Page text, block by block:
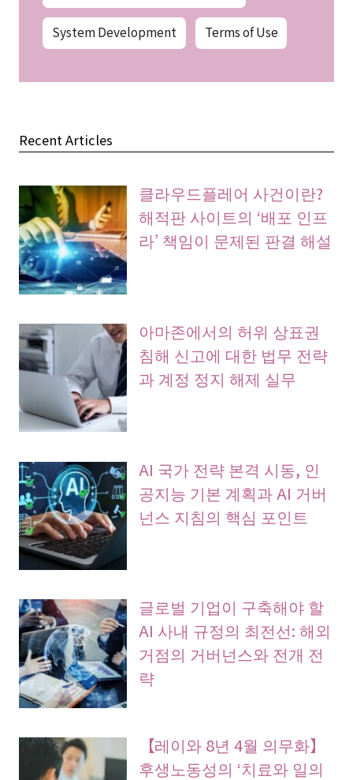
System Development Terms of Use
Recent Articles
클라우드플레어 사건이란?
해적판 사이트의 ‘배포 인프
라’ 책임이 문제된 판결 해설
아마존에서의 허위 상표권
침해 신고에 대한 법무 전략
과 계정 정지 해제 실무
AI 국가 전략 본격 시동, 인
공지능 기본 계획과 AI 거버
넌스 지침의 핵심 포인트
글로벌 기업이 구축해야 할
AI 사내 규정의 최전선: 해외
거점의 거버넌스와 전개 전
략
【레이와 8년 4월 의무화】
후생노동성의 ‘치료와 일의